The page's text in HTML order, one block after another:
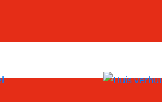
van lichtarmaturen en gordijnen,
aanwezig.